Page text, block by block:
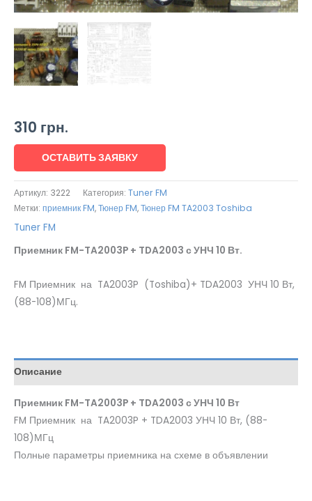
310 грн.
ОСТАВИТЬ ЗАЯВКУ
Артикул: 3222 Категория: Tuner FM
Метки: приемник FM,Тюнер FM,Тюнер FM TA2003 Toshiba
Tuner FM
Приемник FM-TA2003P + TDA2003 с УНЧ 10 Вт.
FM Приемник на TA2003P (Toshiba)+ TDA2003 УНЧ 10 Вт,
(88-108)МГц.
Описание
Приемник FM-TA2003P + TDA2003 с УНЧ 10 Вт
FM Приемник на TA2003P + TDA2003 УНЧ 10 Вт, (88-
108)МГц
Полные параметры приемника на схеме в объявлении